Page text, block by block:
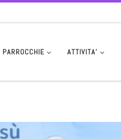
PARROCCHIE ATTIVITA’